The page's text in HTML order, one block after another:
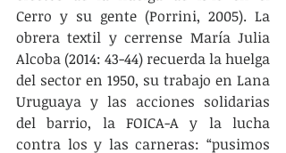
Cerro y su gente (Porrini, 2005). La
obrera textil y cerrense María Julia
Alcoba (2014: 43-44) recuerda la huelga
del sector en 1950, su trabajo en Lana
Uruguaya y las acciones solidarias
del barrio, la FOICA-A y la lucha
contra los y las carneras: “pusimos